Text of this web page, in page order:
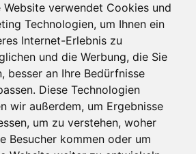
Website verwendet Cookies und
Technologien, um Ihnen ein
Internet-Erlebnis zu
und die Werbung, die Sie
besser an Ihre Bedürfnisse
Diese Technologien
wir außerdem, um Ergebnisse
um zu verstehen, woher
Besucher kommen oder um
EINSTELLUNGEN